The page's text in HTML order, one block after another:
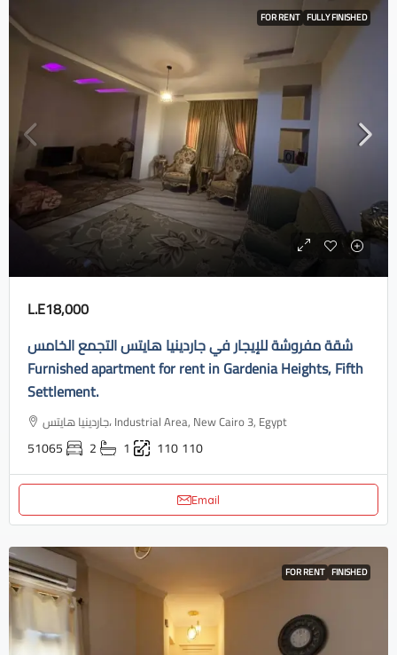
FOR RENT FULLY FINISHED
L.E18,000
شقة مفروشة للإيجار في جاردينيا هايتس التجمع الخامس
Furnished apartment for rent in Gardenia Heights, Fifth
Settlement.
جاردينيا هايتس، Industrial Area, New Cairo 3, Egypt
51065 2 1 110110
Email
FOR RENT FINISHED